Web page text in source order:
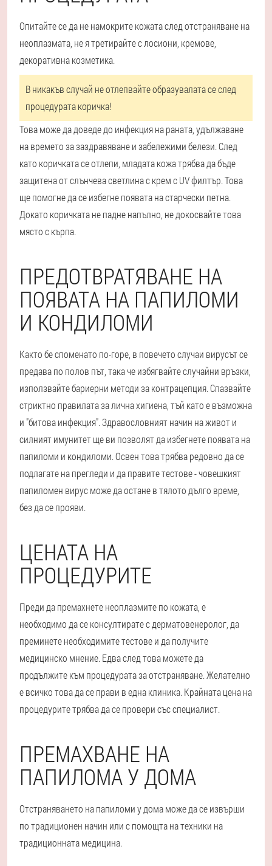
Опитайте се да не намокрите кожата след отстраняване на
неоплазмата, не я третирайте с лосиони, кремове,
декоративна козметика.
В никакъв случай не отлепвайте образувалата се след
процедурата коричка!
Това може да доведе до инфекция на раната, удължаване
на времето за заздравяване и забележими белези. След
като коричката се отлепи, младата кожа трябва да бъде
защитена от слънчева светлина с крем с UV филтър. Това
ще помогне да се избегне появата на старчески петна.
Докато коричката не падне напълно, не докосвайте това
място с кърпа.
ПРЕДОТВРАТЯВАНЕ НА
ПОЯВАТА НА ПАПИЛОМИ
И КОНДИЛОМИ
Както бе споменато по-горе, в повечето случаи вирусът се
предава по полов път, така че избягвайте случайни връзки,
използвайте бариерни методи за контрацепция. Спазвайте
стриктно правилата за лична хигиена, тъй като е възможна
и "битова инфекция". Здравословният начин на живот и
силният имунитет ще ви позволят да избегнете появата на
папиломи и кондиломи. Освен това трябва редовно да се
подлагате на прегледи и да правите тестове - човешкият
папиломен вирус може да остане в тялото дълго време,
без да се прояви.
ЦЕНАТА НА
ПРОЦЕДУРИТЕ
Преди да премахнете неоплазмите по кожата, е
необходимо да се консултирате с дерматовенеролог, да
преминете необходимите тестове и да получите
медицинско мнение. Едва след това можете да
продължите към процедурата за отстраняване. Желателно
е всичко това да се прави в една клиника. Крайната цена на
процедурите трябва да се провери със специалист.
ПРЕМАХВАНЕ НА
ПАПИЛОМА У ДОМА
Отстраняването на папиломи у дома може да се извърши
по традиционен начин или с помощта на техники на
традиционната медицина.